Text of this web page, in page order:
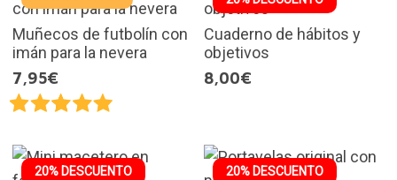
Muñecos de futbolín con
imán para la nevera
7,95€
Cuaderno de hábitos y
objetivos
8,00€
20% DESCUENTO 20% DESCUENTO